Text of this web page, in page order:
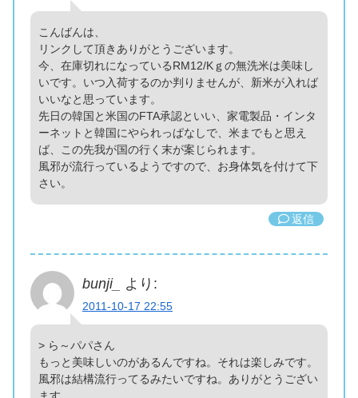
こんばんは、
リンクして頂きありがとうございます。
今、在庫切れになっているRM12/Kｇの無洗米は美味し
いです。いつ入荷するのか判りませんが、新米が入れば
いいなと思っています。
先日の韓国と米国のFTA承認といい、家電製品・インタ
ーネットと韓国にやられっぱなしで、米までもと思え
ば、この先我が国の行く末が案じられます。
風邪が流行っているようですので、お身体気を付けて下
さい。
返信
bunji_ より:
2011-10-17 22:55
> ら～パパさん
もっと美味しいのがあるんですね。それは楽しみです。
風邪は結構流行ってるみたいですね。ありがとうござい
ます。